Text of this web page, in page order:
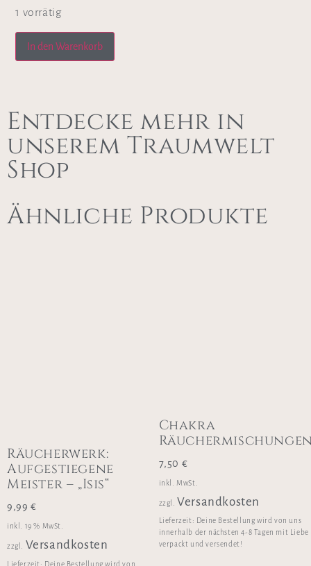
1 vorrätig
In den Warenkorb
Entdecke mehr in
unserem Traumwelt
Shop
Ähnliche Produkte
Räucherwerk:
Aufgestiegene
Meister – „Isis“
9,99 €
inkl. 19 % MwSt.
zzgl. Versandkosten
Lieferzeit: Deine Bestellung wird von
Chakra
7,50 €
inkl. MwSt.
zzgl. Versandkosten
Lieferzeit: Deine Bestellung wird von uns
innerhalb der nächsten 4-8 Tagen mit Liebe
verpackt und versendet!